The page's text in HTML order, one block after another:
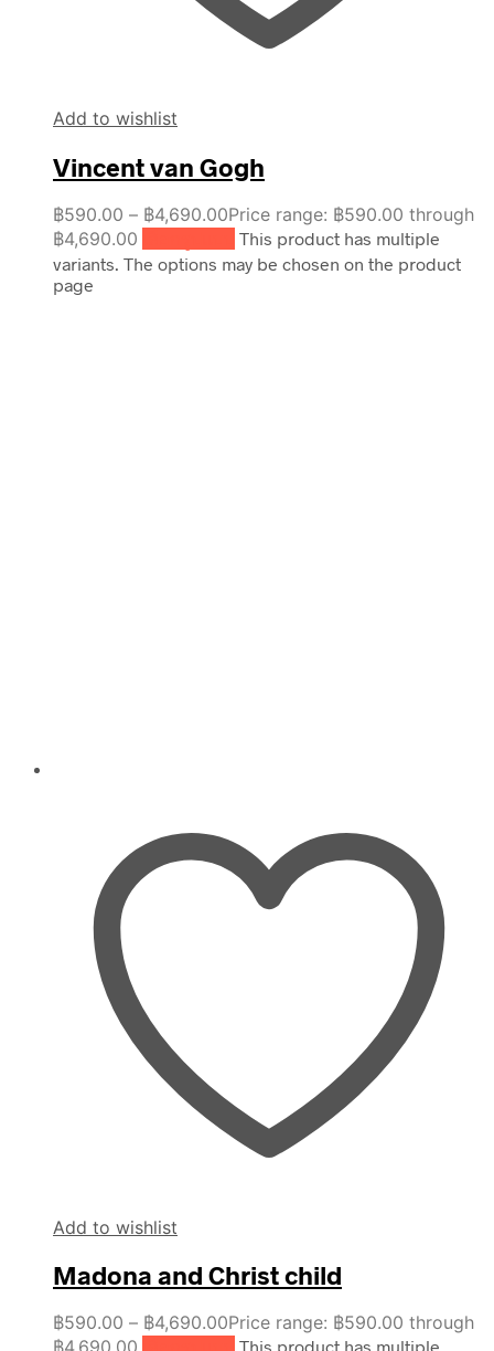
Add to wishlist
Vincent van Gogh
฿590.00 – ฿4,690.00Price range: ฿590.00 through
฿4,690.00
This product has multiple
variants. The options may be chosen on the product
page
Add to wishlist
Madona and Christ child
฿590.00 – ฿4,690.00Price range: ฿590.00 through
This product has multiple